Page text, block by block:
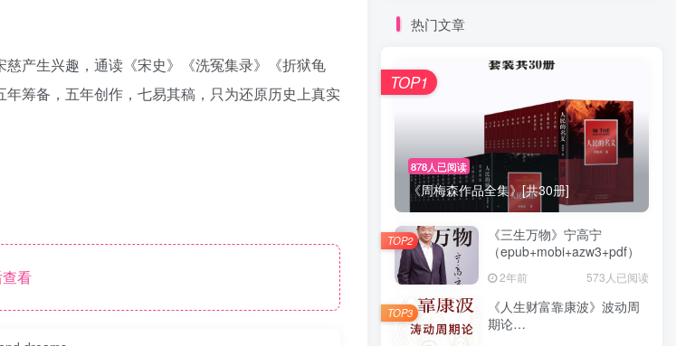
产生兴趣，通读《宋史》《洗冤集录》《折狱龟
筹备，五年创作，七易其稿，只为还原历史上真实
看
热门文章
878人已阅读
《周梅森作品全集》[共30册]
TOP1
《三生万物》宁高宁
（epub+mobi+azw3+pdf）
2年前 573人已阅读
TOP2
《人生财富靠康波》波动周
期论
TOP3